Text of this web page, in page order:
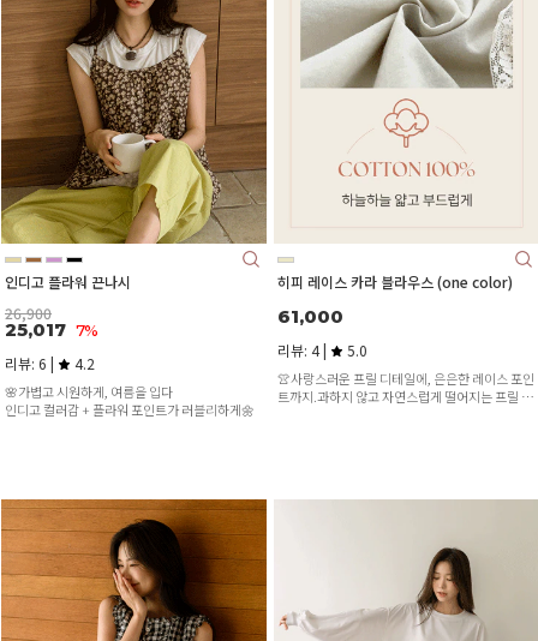
인디고 플라워 끈나시
26,900
25,017 7%
리뷰: 6 | 4.2
🌸가볍고 시원하게, 여름을 입다
인디고 컬러감 + 플라워 포인트가 러블리하게🌼
히피 레이스 카라 블라우스 (one color)
61,000
리뷰: 4 | 5.0
👚사랑스러운 프릴 디테일에, 은은한 레이스 포인
트까지.과하지 않고 자연스럽게 떨어지는 프릴 라